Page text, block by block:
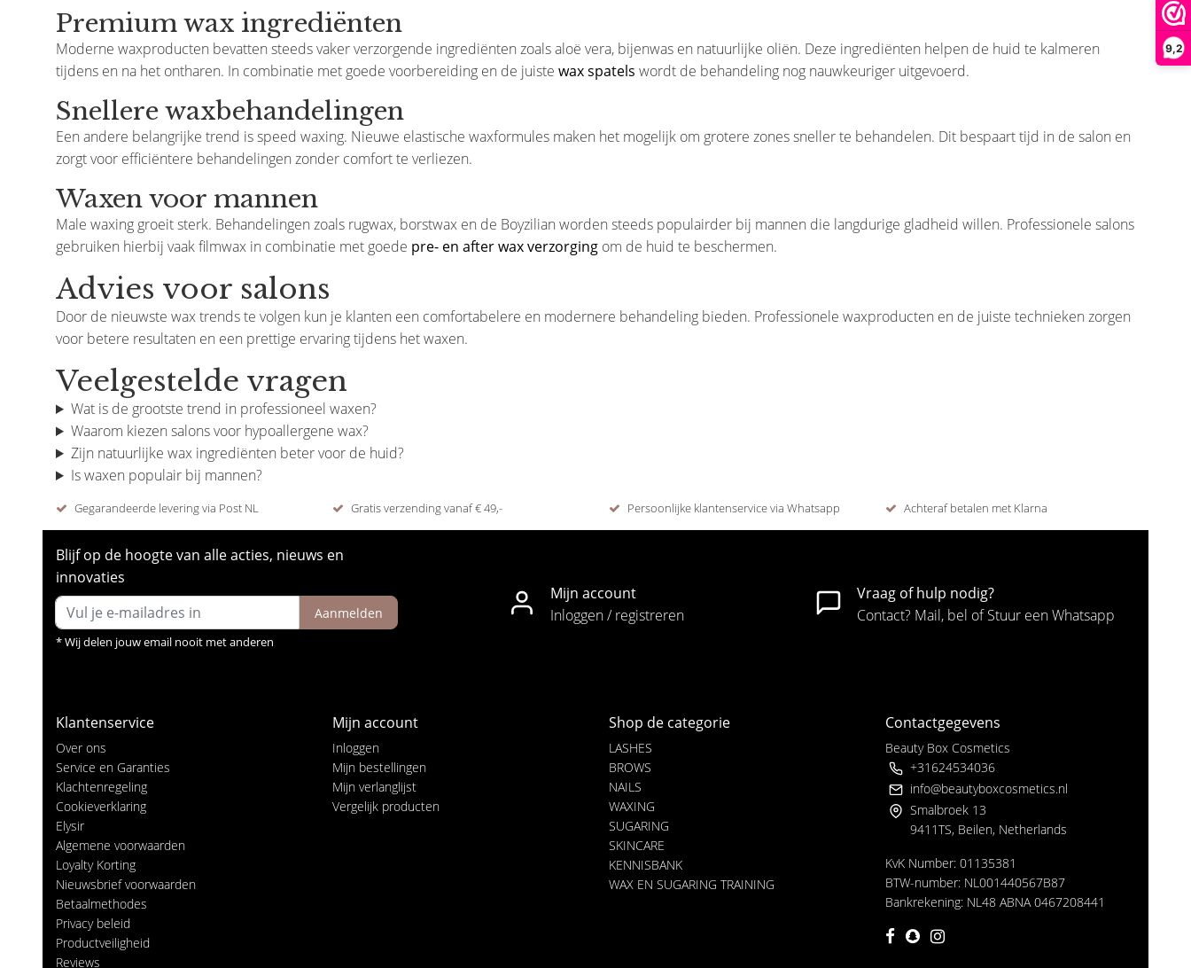
9,2
Premium wax ingrediënten
Moderne waxproducten bevatten steeds vaker verzorgende ingrediënten zoals aloë vera, bijenwas en natuurlijke oliën. Deze ingrediënten helpen de huid te kalmeren
tijdens en na het ontharen. In combinatie met goede voorbereiding en de juiste wax spatels wordt de behandeling nog nauwkeuriger uitgevoerd.
Snellere waxbehandelingen
Een andere belangrijke trend is speed waxing. Nieuwe elastische waxformules maken het mogelijk om grotere zones sneller te behandelen. Dit bespaart tijd in de salon en
zorgt voor efficiëntere behandelingen zonder comfort te verliezen.
Waxen voor mannen
Male waxing groeit sterk. Behandelingen zoals rugwax, borstwax en de Boyzilian worden steeds populairder bij mannen die langdurige gladheid willen. Professionele salons
gebruiken hierbij vaak filmwax in combinatie met goede pre- en after wax verzorging om de huid te beschermen.
Advies voor salons
Door de nieuwste wax trends te volgen kun je klanten een comfortabelere en modernere behandeling bieden. Professionele waxproducten en de juiste technieken zorgen
voor betere resultaten en een prettige ervaring tijdens het waxen.
Veelgestelde vragen
Wat is de grootste trend in professioneel waxen?
Waarom kiezen salons voor hypoallergene wax?
Zijn natuurlijke wax ingrediënten beter voor de huid?
Is waxen populair bij mannen?
Gegarandeerde levering via Post NL Gratis verzending vanaf € 49,- Persoonlijke klantenservice via Whatsapp Achteraf betalen met Klarna
Blijf op de hoogte van alle acties, nieuws en
innovaties
Aanmelden
* Wij delen jouw email nooit met anderen
Mijn account
Inloggen / registreren
Vraag of hulp nodig?
Contact? Mail, bel of Stuur een Whatsapp
Klantenservice
Over ons
Service en Garanties
Klachtenregeling
Cookieverklaring
Elysir
Algemene voorwaarden
Loyalty Korting
Nieuwsbrief voorwaarden
Betaalmethodes
Privacy beleid
Productveiligheid
Reviews
Mijn account
Inloggen
Mijn bestellingen
Mijn verlanglijst
Vergelijk producten
Shop de categorie
LASHES
BROWS
NAILS
WAXING
SUGARING
SKINCARE
KENNISBANK
WAX EN SUGARING TRAINING
Contactgegevens
Beauty Box Cosmetics
+31624534036
info@beautyboxcosmetics.nl
Smalbroek 13
9411TS, Beilen, Netherlands
KvK Number: 01135381
BTW-number: NL001440567B87
Bankrekening: NL48 ABNA 0467208441